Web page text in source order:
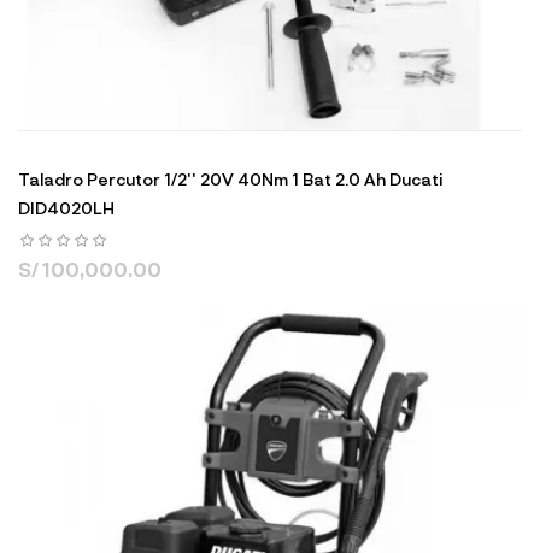
Taladro Percutor 1/2'' 20V 40Nm 1 Bat 2.0 Ah Ducati
DID4020LH
S/ 100,000.00